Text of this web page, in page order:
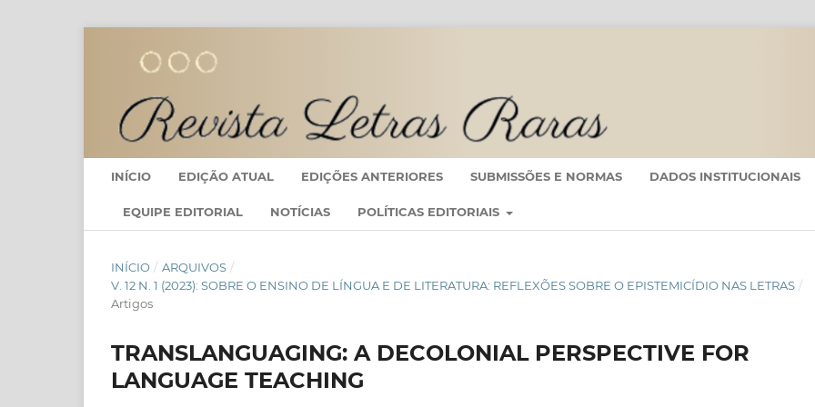
INÍCIO EDIÇÃO ATUAL EDIÇÕES ANTERIORES SUBMISSÕES E NORMAS DADOS INSTITUCIONAIS
EQUIPE EDITORIAL NOTÍCIAS POLÍTICAS EDITORIAIS
INÍCIO / ARQUIVOS /
V. 12 N. 1 (2023): SOBRE O ENSINO DE LÍNGUA E DE LITERATURA: REFLEXÕES SOBRE O EPISTEMICÍDIO NAS LETRAS /
Artigos
TRANSLANGUAGING: A DECOLONIAL PERSPECTIVE FOR
LANGUAGE TEACHING